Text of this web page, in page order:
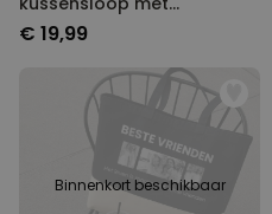
monogram
€ 19,99
Binnenkort beschikbaar